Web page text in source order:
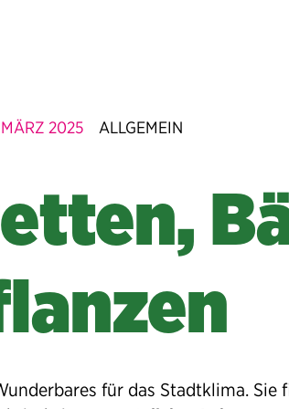
2025 ALLGEMEIN
für das Stadtklima. Sie